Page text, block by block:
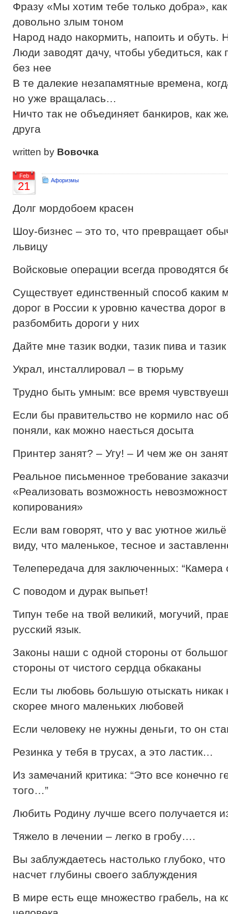
Фразу «Мы хотим тебе только добра»,
довольно злым тоном
Народ надо накормить, напоить и обуть.
Люди заводят дачу, чтобы убедиться,
без нее
В те далекие незапамятные времена,
но уже вращалась…
Ничто так не объединяет банкиров, как
друга
written by Вовочка
Feb
21 Афоризмы
Долг мордобоем красен
Шоу-бизнес – это то, что превращает
львицу
Войсковые операции всегда проводятся
Существует единственный способ каким
дорог в России к уровню качества дорог
разбомбить дороги у них
Дайте мне тазик водки, тазик пива и
Украл, инсталлировал – в тюрьму
Трудно быть умным: все время
Если бы правительство не кормило нас
поняли, как можно наесться досыта
Принтер занят? – Угу! – И чем же он
Реальное письменное требование
«Реализовать возможность
копирования»
Если вам говорят, что у вас уютное
виду, что маленькое, тесное и
Телепередача для заключенных: “Камера
С поводом и дурак выпьет!
Типун тебе на твой великий, могучий,
русский язык.
Законы наши с одной стороны от
стороны от чистого сердца обкаканы
Если ты любовь большую отыскать
скорее много маленьких любовей
Если человеку не нужны деньги, то он
Резинка у тебя в трусах, а это ластик…
Из замечаний критика: “Это все конечно
того…”
Любить Родину лучше всего получается
Тяжело в лечении – легко в гробу….
Вы заблуждаетесь настолько глубоко,
насчет глубины своего заблуждения
В мире есть еще множество грабель, на